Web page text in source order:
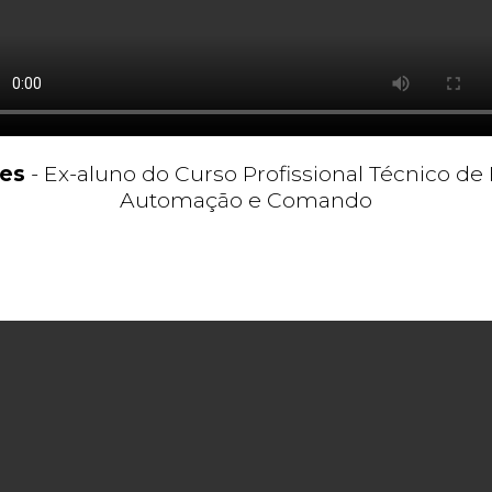
- Ex-aluno do Curso Profissional Técnico de
Automação e Comando